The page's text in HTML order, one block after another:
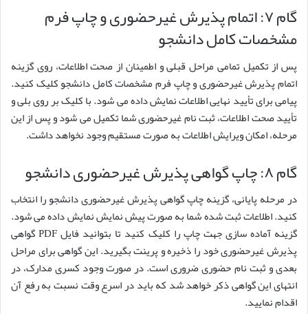
گام ۷: اتمام پذیرش غیرحضوری و چاپ فرم
مشخصات کامل دانشجو
پس از تکمیل تمامی مراحل قبلی و اطمینان از صحت اطلاعات، روی گزینه
اتمام پذیرش غیرحضوری و چاپ فرم مشخصات کامل دانشجو کلیک کنید.
پیامی برای تأیید نهایی اطلاعات نمایش داده می شود. با کلیک بر روی بلی و
تأیید صحت اطلاعات، ثبت نام غیرحضوری شما تکمیل می شود و پس از این
مرحله، امکان ویرایش اطلاعات به صورت مستقیم وجود نخواهد داشت.
گام ۸: چاپ گواهی پذیرش غیرحضوری دانشجو
در مرحله پایانی، گزینه چاپ گواهی پذیرش غیرحضوری دانشجو را انتخاب
کنید. اطلاعات ثبت شده شما به صورت پیش نمایش نمایش داده می شود.
گزینه آماده سازی جهت چاپ را کلیک کنید تا بتوانید فایل PDF گواهی
پذیرش غیرحضوری خود را ذخیره و پرینت بگیرید. این گواهی برای مراحل
بعدی و ثبت نام حضوری ضروری است. در صورت وجود کسری مدارک، در
انتهای این گواهی ذکر خواهد شد که باید در اسرع وقت نسبت به رفع آن
اقدام نمایید.